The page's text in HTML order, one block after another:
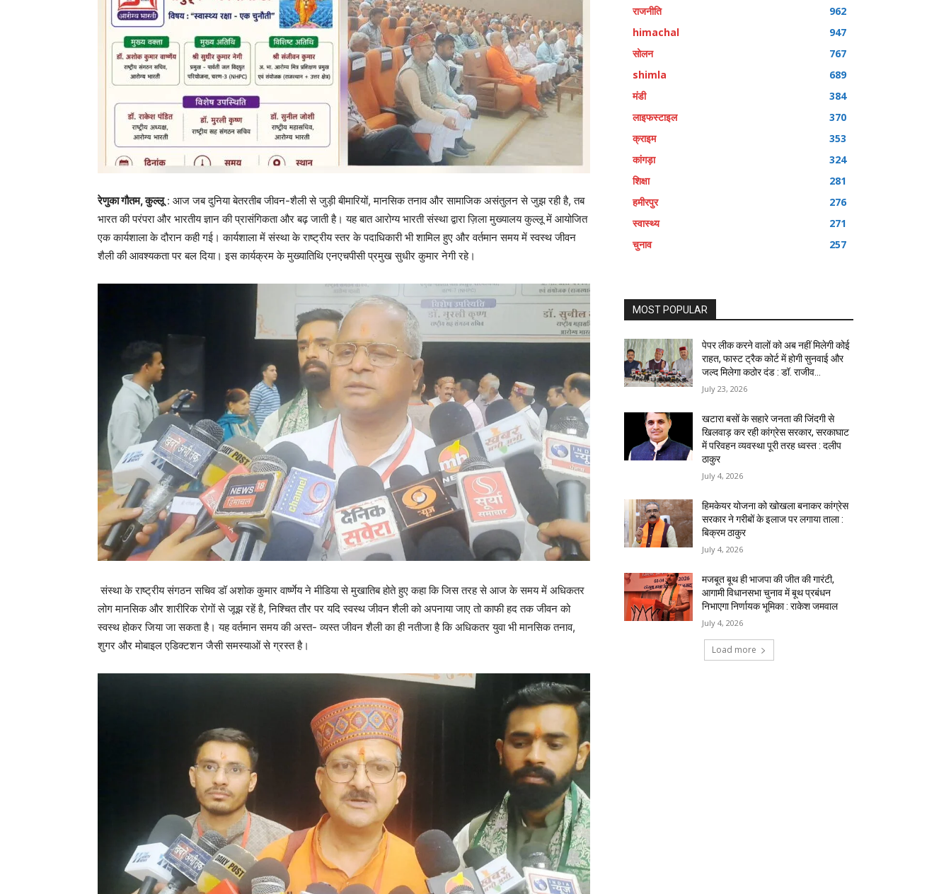
रेणुका गौतम, कुल्लू: आज जब दुनिया बेतरतीब जीवन-शैली से जुड़ी बीमारियों, मानसिक तनाव और सामाजिक असंतुलन से जुझ रही है, तब
भारत की परंपरा और भारतीय ज्ञान की प्रासंगिकता और बढ़ जाती है। यह बात आरोग्य भारती संस्था द्वारा ज़िला मुख्यालय कुल्लू में आयोजित
एक कार्यशाला के दौरान कही गई। कार्यशाला में संस्था के राष्ट्रीय स्तर के पदाधिकारी भी शामिल हुए और वर्तमान समय में स्वस्थ जीवन
शैली की आवश्यकता पर बल दिया। इस कार्यक्रम के मुख्यातिथि एनएचपीसी प्रमुख सुधीर कुमार नेगी रहे।
संस्था के राष्ट्रीय संगठन सचिव डॉ अशोक कुमार वार्ष्णेय ने मीडिया से मुखातिब होते हुए कहा कि जिस तरह से आज के समय में अधिकतर
लोग मानसिक और शारीरिक रोगों से जूझ रहें है, निश्चित तौर पर यदि स्वस्थ जीवन शैली को अपनाया जाए तो काफी हद तक जीवन को
स्वस्थ होकर जिया जा सकता है। यह वर्तमान समय की अस्त- व्यस्त जीवन शैली का ही नतीजा है कि अधिकतर युवा भी मानसिक तनाव,
शुगर और मोबाइल एडिक्टशन जैसी समस्याओं से ग्रस्त है।
राजनीति
962
himachal
947
सोलन
767
shimla
689
मंडी
384
लाइफस्टाइल
370
क्राइम
353
कांगड़ा
324
शिक्षा
281
हमीरपुर
276
स्वास्थ्य
271
चुनाव
257
MOST POPULAR
पेपर लीक करने वालों को अब नहीं मिलेगी कोई
राहत, फास्ट ट्रैक कोर्ट में होगी सुनवाई और
जल्द मिलेगा कठोर दंड : डॉ. राजीव...
July 23, 2026
खटारा बसों के सहारे जनता की जिंदगी से
खिलवाड़ कर रही कांग्रेस सरकार, सरकाघाट
में परिवहन व्यवस्था पूरी तरह ध्वस्त : दलीप
ठाकुर
July 4, 2026
हिमकेयर योजना को खोखला बनाकर कांग्रेस
सरकार ने गरीबों के इलाज पर लगाया ताला :
बिक्रम ठाकुर
July 4, 2026
मजबूत बूथ ही भाजपा की जीत की गारंटी,
आगामी विधानसभा चुनाव में बूथ प्रबंधन
निभाएगा निर्णायक भूमिका : राकेश जमवाल
July 4, 2026
Load more